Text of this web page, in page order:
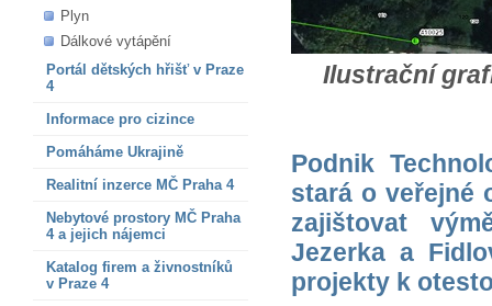
Plyn
Dálkové vytápění
Portál dětských hřišť v Praze
4
Informace pro cizince
Pomáháme Ukrajině
Realitní inzerce MČ Praha 4
Nebytové prostory MČ Praha
4 a jejich nájemci
Katalog firem a živnostníků
v Praze 4
Ilustrační
Podnik
stará o veřejné
zajištovat
Jezerka a
projekty k